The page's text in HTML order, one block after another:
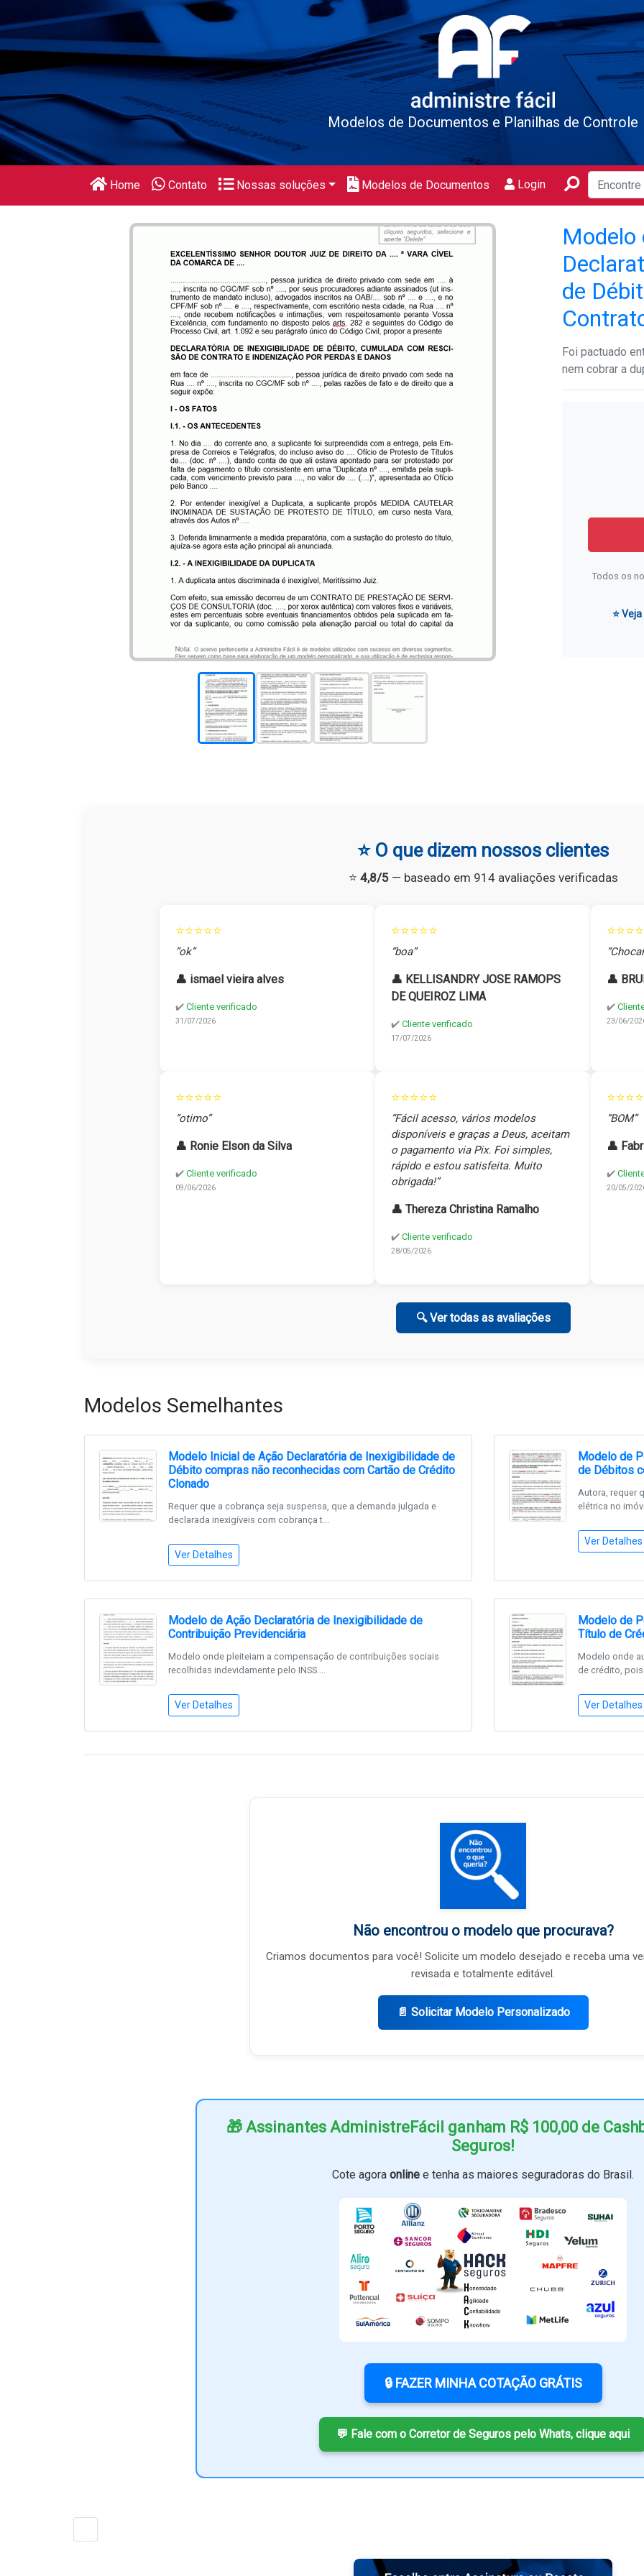
Modelos de Documentos e Planilhas de Controle
Home Contato Nossas soluções Modelos de Documentos Login
Modelo
de
Foi pactuado
nem cobrar a
Todos os
⭐
⭐ O que dizem nossos clientes
⭐ 4,8/5— baseado em 914 avaliações verificadas
⭐⭐⭐⭐⭐
“ok”
👤 ismael vieira alves
✔️ Cliente verificado
31/07/2026
⭐⭐⭐⭐⭐
“boa”
👤 KELLISANDRY JOSE RAMOPS
DE QUEIROZ LIMA
✔️ Cliente verificado
17/07/2026
👤
✔️
23/06/
⭐⭐⭐⭐⭐
“otimo”
👤 Ronie Elson da Silva
✔️ Cliente verificado
09/06/2026
⭐⭐⭐⭐⭐
“Fácil acesso, vários modelos
disponíveis e graças a Deus, aceitam
o pagamento via Pix. Foi simples,
rápido e estou satisfeita. Muito
obrigada!”
👤 Thereza Christina Ramalho
✔️ Cliente verificado
28/05/2026
“BOM”
👤
✔️
20/05/
🔍 Ver todas as avaliações
Modelos Semelhantes
Modelo Inicial de Ação Declaratória de Inexigibilidade de
Débito compras não reconhecidas com Cartão de Crédito
Clonado
Requer que a cobrança seja suspensa, que a demanda julgada e
declarada inexigíveis com cobrança t...
Ver Detalhes
Modelo de
de Débitos
Autora, requer
elétrica no
Ver Detalhes
Modelo de Ação Declaratória de Inexigibilidade de
Contribuição Previdenciária
Modelo onde pleiteiam a compensação de contribuições sociais
recolhidas indevidamente pelo INSS....
Ver Detalhes
Modelo de
Título de
Modelo onde
de crédito,
Ver Detalhes
Não encontrou o modelo que procurava?
Criamos documentos para você! Solicite um modelo desejado e receba uma
revisada e totalmente editável.
📄 Solicitar Modelo Personalizado
🎁 Assinantes AdministreFácil ganham R$ 100,00 de
Seguros!
Cote agora online e tenha as maiores seguradoras do Brasil.
🔒 FAZER MINHA COTAÇÃO GRÁTIS
💬 Fale com o Corretor de Seguros pelo Whats, clique aqui